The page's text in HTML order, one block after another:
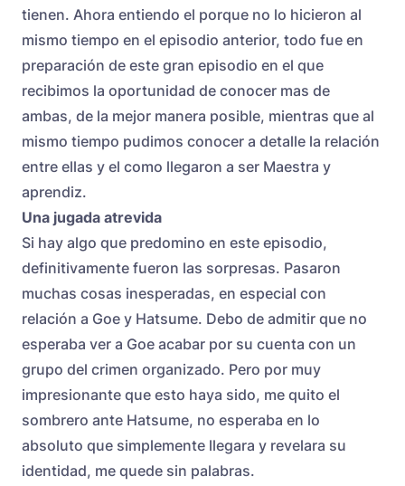
tienen. Ahora entiendo el porque no lo hicieron al
mismo tiempo en el episodio anterior, todo fue en
preparación de este gran episodio en el que
recibimos la oportunidad de conocer mas de
ambas, de la mejor manera posible, mientras que al
mismo tiempo pudimos conocer a detalle la relación
entre ellas y el como llegaron a ser Maestra y
aprendiz.
Una jugada atrevida
Si hay algo que predomino en este episodio,
definitivamente fueron las sorpresas. Pasaron
muchas cosas inesperadas, en especial con
relación a Goe y Hatsume. Debo de admitir que no
esperaba ver a Goe acabar por su cuenta con un
grupo del crimen organizado. Pero por muy
impresionante que esto haya sido, me quito el
sombrero ante Hatsume, no esperaba en lo
absoluto que simplemente llegara y revelara su
identidad, me quede sin palabras.